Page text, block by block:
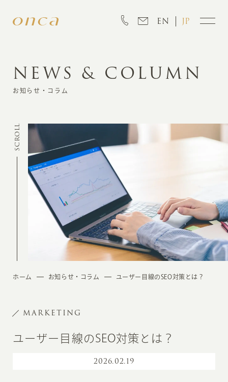
EN JP
INFORMATION
CREATION
MARKETING
NEWS & COLUMN
お知らせ・コラム
SCROLL
ホーム お知らせ・コラム ユーザー目線のSEO対策とは？
MARKETING
ユーザー目線のSEO対策とは？
2026.02.19